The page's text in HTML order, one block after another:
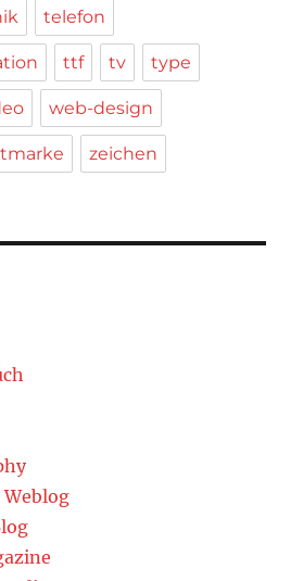
telefon
ttf tv type
web-design
zeichen
Weblog